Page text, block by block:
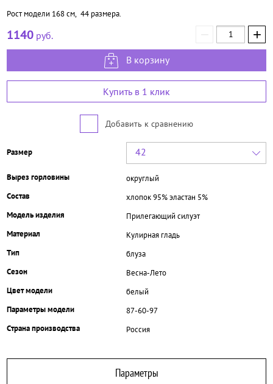
Рост модели 168 см, 44 размера.
1140 руб. +
В корзину
Купить в 1 клик
Добавить к сравнению
Размер 42
Вырез горловины
округлый
Состав
хлопок 95% эластан 5%
Модель изделия
Прилегающий силуэт
Материал
Кулирная гладь
Тип
блуза
Сезон
Весна-Лето
Цвет модели
белый
Параметры модели
87-60-97
Страна производства
Россия
Параметры